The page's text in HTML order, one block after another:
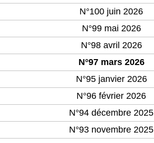
N°100 juin 2026
N°99 mai 2026
N°98 avril 2026
N°97 mars 2026
N°95 janvier 2026
N°96 février 2026
N°94 décembre 2025
N°93 novembre 2025